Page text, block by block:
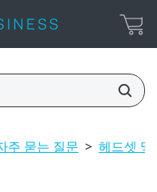
주 묻는 질문 > 헤드셋